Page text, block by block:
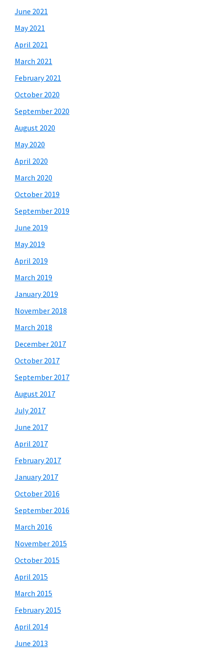
June 2021
May 2021
April 2021
March 2021
February 2021
October 2020
September 2020
August 2020
May 2020
April 2020
March 2020
October 2019
September 2019
June 2019
May 2019
April 2019
March 2019
January 2019
November 2018
March 2018
December 2017
October 2017
September 2017
August 2017
July 2017
June 2017
April 2017
February 2017
January 2017
October 2016
September 2016
March 2016
November 2015
October 2015
April 2015
March 2015
February 2015
April 2014
June 2013